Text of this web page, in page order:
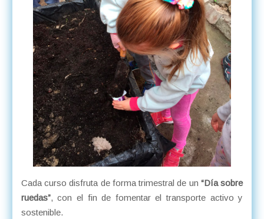
Cada curso disfruta de forma trimestral de un“Día sobre
ruedas”, con el fin de fomentar el transporte activo y
sostenible.